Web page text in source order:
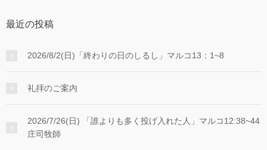
最近の投稿
2026/8/2(日)「終わりの日のしるし」マルコ13：1~8
礼拝のご案内
2026/7/26(日) 「誰よりも多く投げ入れた人」マルコ12:38~44
庄司牧師